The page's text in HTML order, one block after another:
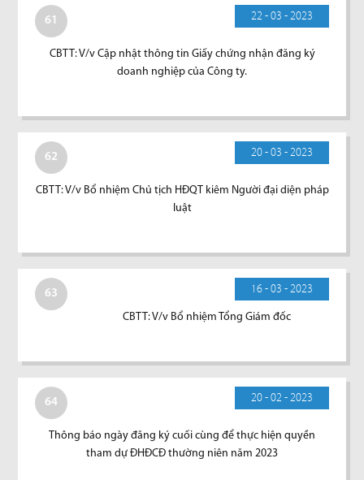
61 22 - 03 - 2023
CBTT: V/v Cập nhật thông tin Giấy chứng nhận đăng ký
doanh nghiệp của Công ty.
62 20 - 03 - 2023
CBTT: V/v Bổ nhiệm Chủ tịch HĐQT kiêm Người đại diện pháp
luật
63 16 - 03 - 2023
CBTT: V/v Bổ nhiệm Tổng Giám đốc
64 20 - 02 - 2023
Thông báo ngày đăng ký cuối cùng để thực hiện quyền
tham dự ĐHĐCĐ thường niên năm 2023